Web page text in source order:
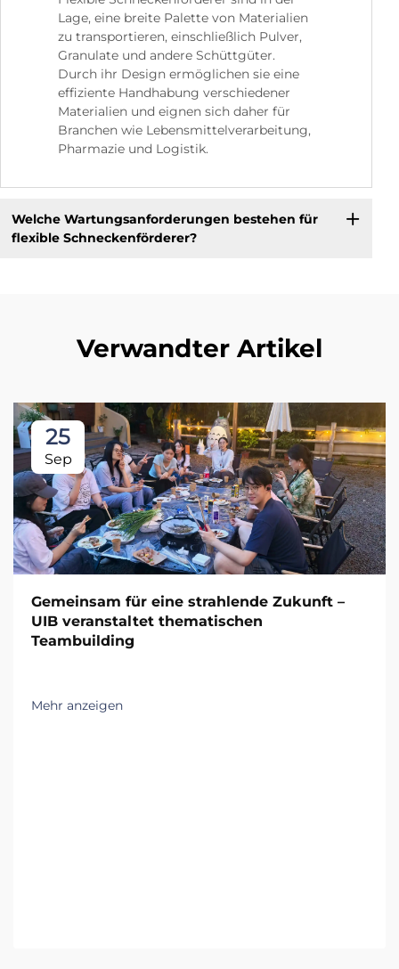
Lage, eine breite Palette von Materialien
zu transportieren, einschließlich Pulver,
Granulate und andere Schüttgüter.
Durch ihr Design ermöglichen sie eine
effiziente Handhabung verschiedener
Materialien und eignen sich daher für
Branchen wie Lebensmittelverarbeitung,
Pharmazie und Logistik.
Welche Wartungsanforderungen bestehen für
flexible Schneckenförderer?
Verwandter Artikel
25
Sep
Gemeinsam für eine strahlende Zukunft –
UIB veranstaltet thematischen
Teambuilding
Mehr anzeigen